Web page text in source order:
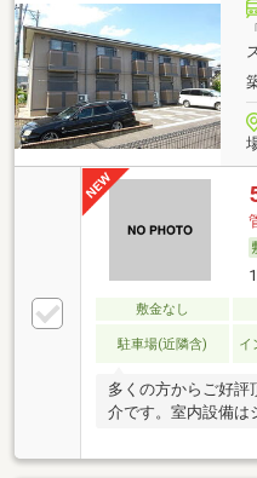
敷金なし
駐車場(近隣含) イ
多くの方からご好
介です。室内設備は